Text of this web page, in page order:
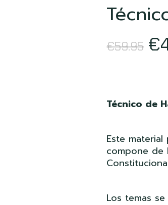
€59.95 El
€
Técnico de
Este
compone de
Los temas